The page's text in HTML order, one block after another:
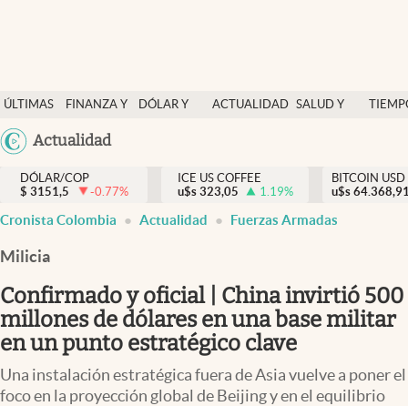
ÚLTIMAS
NOTICIAS
FINANZA Y
DÓLAR Y
ACTUALIDAD SALUD Y
México
Actualidad
Salud y nutrición
Vida espiritual
Actualidad
Colombia
DÓLAR/COP
$ 3151,5 -0.77%
ICE US COFFEE
u$s 323,05 1.19%
BITCOIN USD
u$s
Cronista Colombia Actualidad Fuerzas Armadas
Milicia
Confirmado y oficial | China invirtió 500
millones de dólares en una base militar
en un punto estratégico clave
Una instalación estratégica fuera de Asia vuelve a poner el
foco en la proyección global de Beijing y en el equilibrio